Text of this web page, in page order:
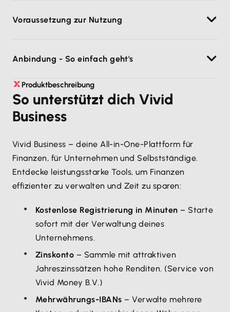
Lexware Office war gestern! Alle Dokumente, die in
mit Transaktionen aus der PSD2-Schnittstelle
verknüpfen – die Synchronisierung erledigt den
Rest.
Voraussetzung zur Nutzung
ein Lexware Office-Konto (
Anbindung - So einfach geht's
Melden dich in deinem Vivid Business-Konto
an.
Klicke auf dem
Office”.
Wähle das Startdatum für die
Dokumentensynchronisierung.
Gebe deine Lexware-Zugangsdaten ein.
Lehne dich zurück und genieße die
gewonnene Zeit!
Produktbeschreibung
So unterstützt dich Vivid
Business
Vivid Business – deine All-in-One-Plattform für
Finanzen, für Unternehmen und Selbstständige.
Entdecke leistungsstarke Tools, um Finanzen
effizienter zu verwalten und Zeit zu sparen:
Kostenlose Registrierung in Minuten – Starte
sofort mit der Verwaltung deines
Unternehmens.
Zinskonto – Sammle mit attraktiven
Jahreszinssätzen hohe Renditen. (Service von
Vivid Money B.V.)
Mehrwährungs-IBANs – Verwalte mehrere